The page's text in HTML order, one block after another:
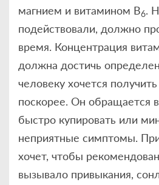
магнием и витамином В6.
подействовали, должно
время. Концентрация
должна достичь
человеку хочется
поскорее. Он обращается
быстро купировать или
неприятные симптомы.
хочет, чтобы
вызывало привыкания,